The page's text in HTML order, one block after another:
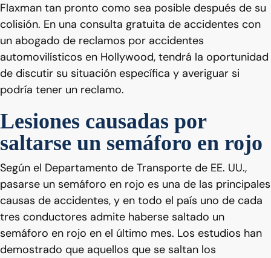
Flaxman tan pronto como sea posible después de su
colisión. En una consulta gratuita de accidentes con
un abogado de reclamos por accidentes
automovilísticos en Hollywood, tendrá la oportunidad
de discutir su situación específica y averiguar si
podría tener un reclamo.
Lesiones causadas por
saltarse un semáforo en rojo
Según el Departamento de Transporte de EE. UU.,
pasarse un semáforo en rojo es una de las principales
causas de accidentes, y en todo el país uno de cada
tres conductores admite haberse saltado un
semáforo en rojo en el último mes. Los estudios han
demostrado que aquellos que se saltan los